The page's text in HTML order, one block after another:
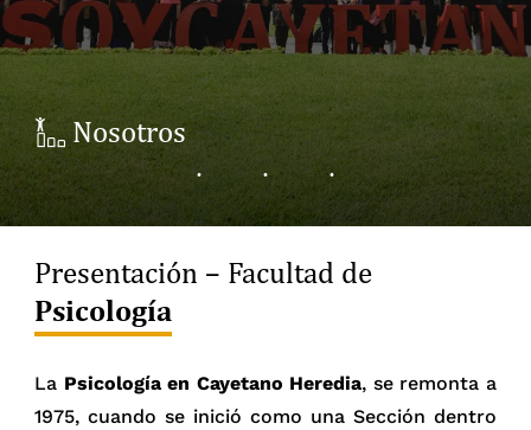
Nosotros
Presentación – Facultad de
Psicología
La Psicología en Cayetano Heredia, se remonta a
1975, cuando se inició como una Sección dentro